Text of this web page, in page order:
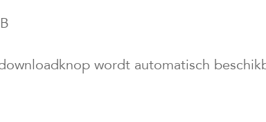
wordt automatisch